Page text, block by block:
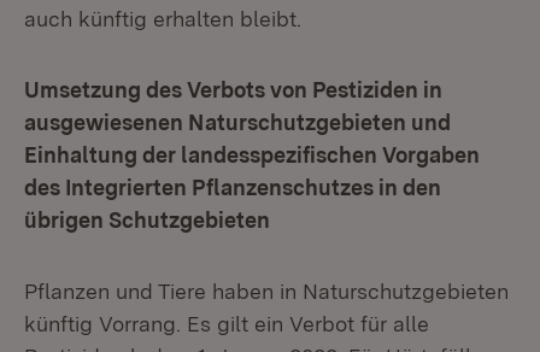
auch künftig erhalten bleibt.
Umsetzung des Verbots von Pestiziden in
ausgewiesenen Naturschutzgebieten und
Einhaltung der landesspezifischen Vorgaben
des Integrierten Pflanzenschutzes in den
übrigen Schutzgebieten
Pflanzen und Tiere haben in Naturschutzgebieten
künftig Vorrang. Es gilt ein Verbot für alle